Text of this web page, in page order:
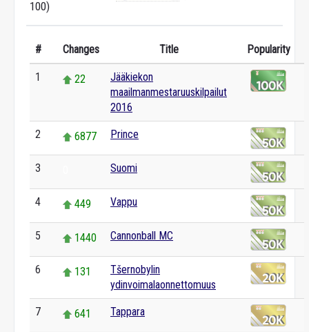
100)
# Changes Title Popularity
1 22
Jääkiekon
maailmanmestaruuskilpailut
2016
2 6877 Prince
3 Suomi
4 449 Vappu
5 1440 Cannonball MC
6 131
Tšernobylin
ydinvoimalaonnettomuus
7 641 Tappara